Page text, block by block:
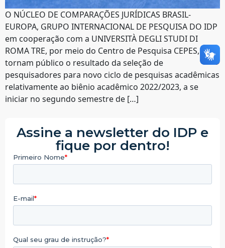
O NÚCLEO DE COMPARAÇÕES JURÍDICAS BRASIL-
EUROPA, GRUPO INTERNACIONAL DE PESQUISA DO IDP
em cooperação com a UNIVERSITÀ DEGLI STUDI DI
ROMA TRE, por meio do Centro de Pesquisa CEPES,
tornam público o resultado da seleção de
pesquisadores para novo ciclo de pesquisas acadêmicas
relativamente ao biênio acadêmico 2022/2023, a se
iniciar no segundo semestre de […]
Assine a newsletter do IDP e
fique por dentro!